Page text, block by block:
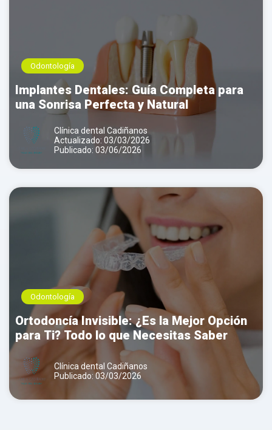
Odontología
Implantes Dentales: Guía Completa para
una Sonrisa Perfecta y Natural
Clínica dental Cadiñanos
Actualizado: 03/03/2026
Publicado: 03/06/2026
Odontología
Ortodoncía Invisible: ¿Es la Mejor Opción
para Ti? Todo lo que Necesitas Saber
Clínica dental Cadiñanos
Publicado: 03/03/2026